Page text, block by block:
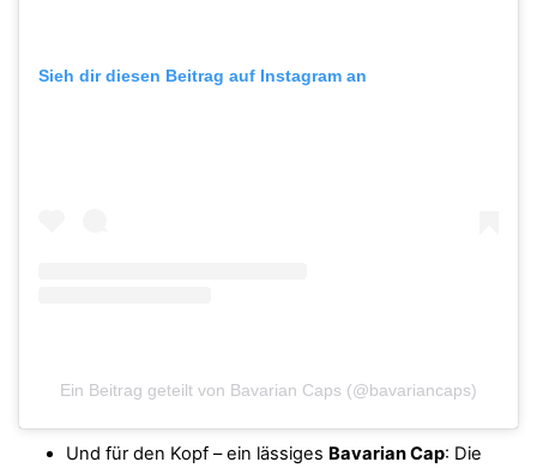
Sieh dir diesen Beitrag auf Instagram an
Ein Beitrag geteilt von Bavarian Caps (@bavariancaps)
Und für den Kopf – ein lässiges Bavarian Cap: Die